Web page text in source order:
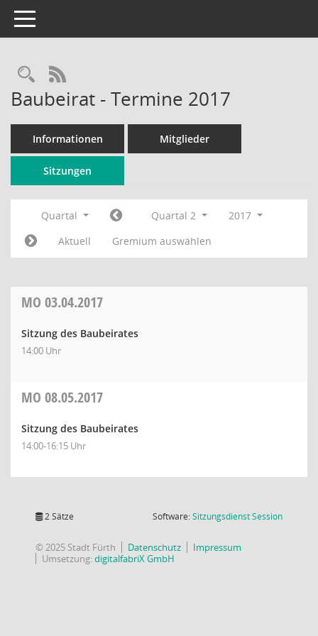
Toggle navigation
Rechercheauswahl
RSS-Feed
Baubeirat - Termine 2017
Informationen Mitglieder
Sitzungen
Quartal Quartal 2
2017
Aktuell
Gremium auswählen
MO 03.04.2017
Sitzung des Baubeirates
14:00 Uhr
MO 08.05.2017
Sitzung des Baubeirates
14:00-16:15 Uhr
2 Sätze Software:SitzungsdienstSession(Wird in
© 2025 Stadt Fürth Datenschutz
Impressum
Umsetzung:digitalfabriX GmbH